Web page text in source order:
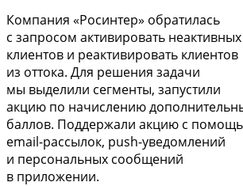
Компания «Pосинтер» обратилась
с запросом активировать неактивных
клиентов и реактивировать клиентов
из оттока. Для решения задачи
мы выделили сегменты, запустили
акцию по начислению
баллов. Поддержали акцию с
email-рассылок, push-уведомлений
и персональных сообщений
в приложении.